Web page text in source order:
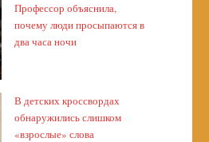
Профессор объяснила,
почему люди просыпаются в
два часа ночи
В детских кроссвордах
обнаружились слишком
«взрослые» слова